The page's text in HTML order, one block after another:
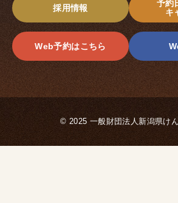
採用情報
Web予約はこちら
予約
キ
© 2025 一般財団法人新潟県け